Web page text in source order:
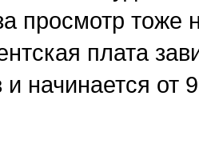
просмотр тоже
плата
начинается от